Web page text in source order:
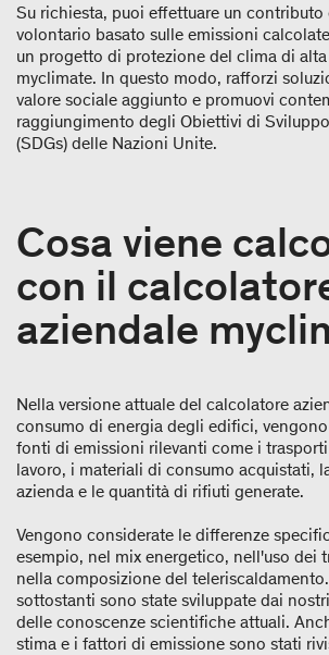
Su richiesta, puoi effettuare un
volontario basato sulle emissioni
un progetto di protezione del clima di
myclimate. In questo modo, rafforzi
valore sociale aggiunto e promuovi
raggiungimento degli Obiettivi di
(SDGs) delle Nazioni Unite.
Cosa viene
con il
aziendale
Nella versione attuale del calcolatore
consumo di energia degli edifici,
fonti di emissioni rilevanti come i
lavoro, i materiali di consumo acquistati,
azienda e le quantità di rifiuti generate.
Vengono considerate le differenze
esempio, nel mix energetico, nell'uso dei
nella composizione del
sottostanti sono state sviluppate dai
delle conoscenze scientifiche attuali.
stima e i fattori di emissione sono stati